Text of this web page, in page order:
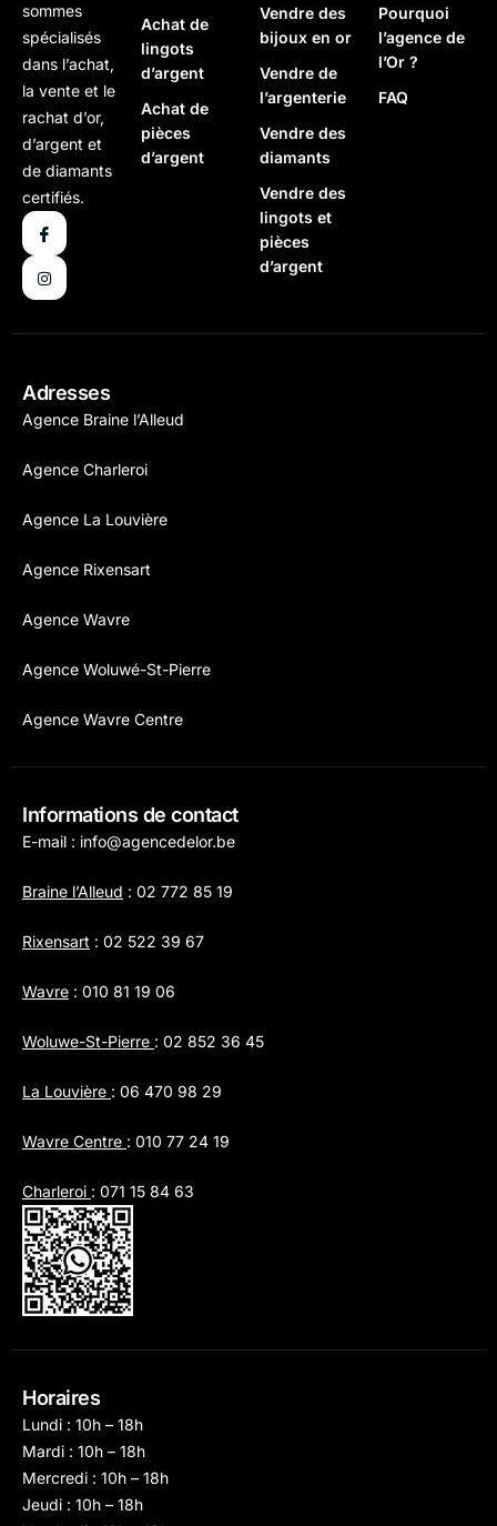
sommes
spécialisés
dans l’achat,
la vente et le
rachat d’or,
d’argent et
de diamants
certifiés.
Achat de
lingots
d’argent
Achat de
pièces
d’argent
Vendre des
bijoux en or
Vendre de
l’argenterie
Vendre des
diamants
Vendre des
lingots et
pièces
d’argent
Pourquoi
l’agence de
l’Or ?
FAQ
Adresses
Agence Braine l’Alleud
Agence Charleroi
Agence La Louvière
Agence Rixensart
Agence Wavre
Agence Woluwé-St-Pierre
Agence Wavre Centre
Informations de contact
E-mail : info@agencedelor.be
Braine l’Alleud : 02 772 85 19
Rixensart : 02 522 39 67
Wavre : 010 81 19 06
Woluwe-St-Pierre : 02 852 36 45
La Louvière : 06 470 98 29
Wavre Centre : 010 77 24 19
Charleroi : 071 15 84 63
Horaires
Lundi : 10h – 18h
Mardi : 10h – 18h
Mercredi : 10h – 18h
Jeudi : 10h – 18h